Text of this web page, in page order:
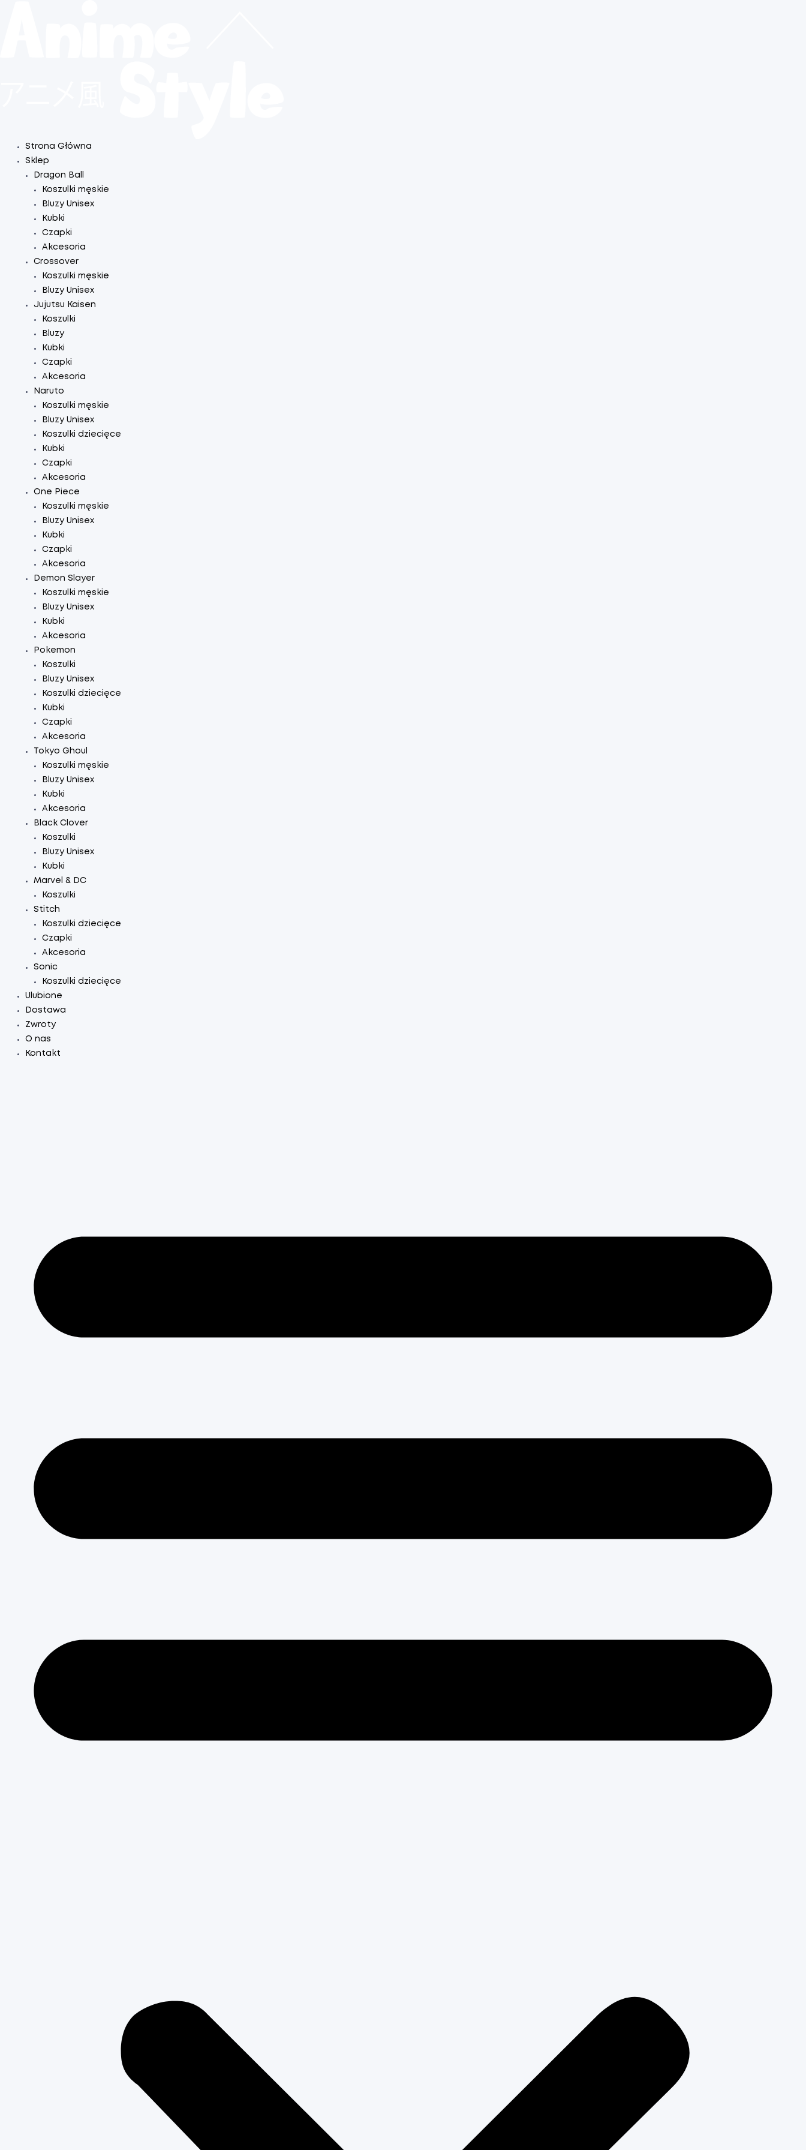
Strona Główna
Sklep
Dragon Ball
Koszulki męskie
Bluzy Unisex
Kubki
Czapki
Akcesoria
Crossover
Koszulki męskie
Bluzy Unisex
Jujutsu Kaisen
Koszulki
Bluzy
Kubki
Czapki
Akcesoria
Naruto
Koszulki męskie
Bluzy Unisex
Koszulki dziecięce
Kubki
Czapki
Akcesoria
One Piece
Koszulki męskie
Bluzy Unisex
Kubki
Czapki
Akcesoria
Demon Slayer
Koszulki męskie
Bluzy Unisex
Kubki
Akcesoria
Pokemon
Koszulki
Bluzy Unisex
Koszulki dziecięce
Kubki
Czapki
Akcesoria
Tokyo Ghoul
Koszulki męskie
Bluzy Unisex
Kubki
Akcesoria
Black Clover
Koszulki
Bluzy Unisex
Kubki
Marvel & DC
Koszulki
Stitch
Koszulki dziecięce
Czapki
Akcesoria
Sonic
Koszulki dziecięce
Ulubione
Dostawa
Zwroty
O nas
Kontakt